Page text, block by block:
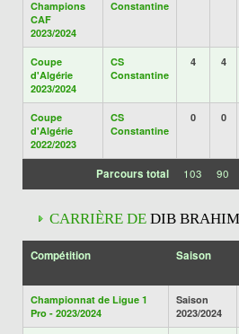
Champions
CAF
2023/2024
Constantine
Coupe
d'Algérie
2023/2024
CS
Constantine
4 4
Coupe
d'Algérie
2022/2023
CS
Constantine
0 0
Parcours total 103 90
CARRIÈRE DE DIB BRAHIM
Compétition Saison
Championnat de Ligue 1
Pro - 2023/2024
Saison
2023/2024